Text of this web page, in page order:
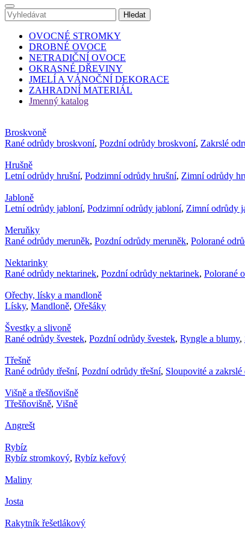
OVOCNÉ STROMKY
DROBNÉ OVOCE
NETRADIČNÍ OVOCE
OKRASNÉ DŘEVINY
JMELÍ A VÁNOČNÍ DEKORACE
ZAHRADNÍ MATERIÁL
Jmenný katalog
Broskvoně
Rané odrůdy broskvoní, Pozdní odrůdy broskvoní, Zakrslé
Hrušně
Letní odrůdy hrušní, Podzimní odrůdy hrušní, Zimní odrůdy
Jabloně
Letní odrůdy jabloní, Podzimní odrůdy jabloní, Zimní odrůdy
Meruňky
Rané odrůdy meruněk, Pozdní odrůdy meruněk, Polorané
Nektarinky
Rané odrůdy nektarinek, Pozdní odrůdy nektarinek, Polorané
Ořechy, lísky a mandloně
Lísky, Mandloně, Ořešáky
Švestky a slivoně
Rané odrůdy švestek, Pozdní odrůdy švestek, Ryngle a blumy,
Třešně
Rané odrůdy třešní, Pozdní odrůdy třešní, Sloupovité a
Višně a třešňovišně
Třešňovišně, Višně
Angrešt
Rybíz
Rybíz stromkový, Rybíz keřový
Maliny
Josta
Rakytník řešetlákový